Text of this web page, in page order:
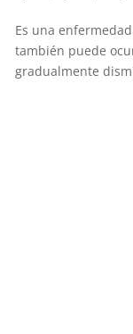
Es una
también puede
gradualmente